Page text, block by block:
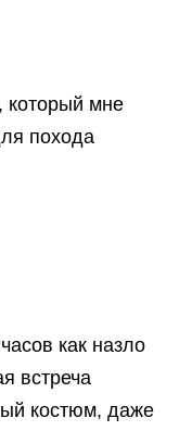
который мне
похода
как назло
встреча
костюм, даже